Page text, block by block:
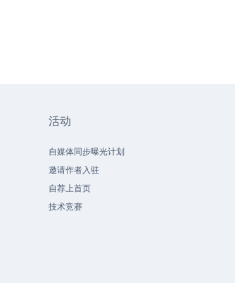
活动
自媒体同步曝光计划
邀请作者入驻
自荐上首页
技术竞赛